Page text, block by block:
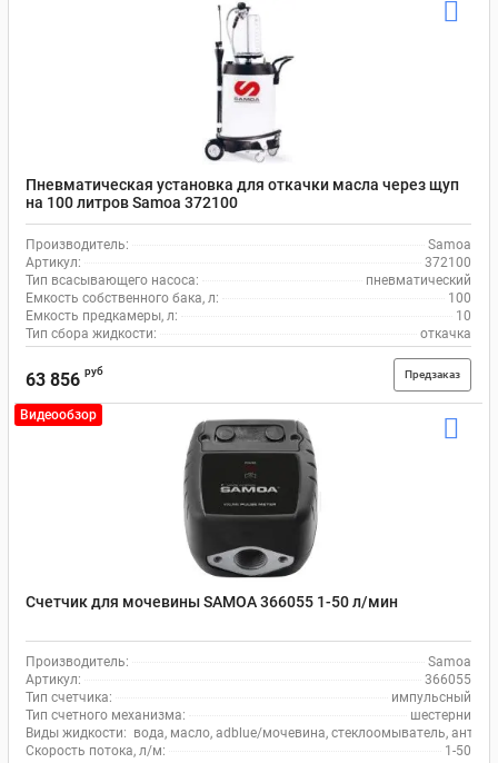
Пневматическая установка для откачки масла через щуп
на 100 литров Samoa 372100
Производитель:
Samoa
Артикул:
372100
Тип всасывающего насоса:
пневматический
Емкость собственного бака, л:
100
Емкость предкамеры, л:
10
Тип сбора жидкости:
откачка
63 856 руб Предзаказ
Видеообзор
Счетчик для мочевины SAMOA 366055 1-50 л/мин
Производитель:
Samoa
Артикул:
366055
Тип счетчика:
импульсный
Тип счетного механизма:
шестерни
Виды жидкости: вода, масло, adblue/мочевина, стеклоомыватель,
Скорость потока, л/м:
1-50